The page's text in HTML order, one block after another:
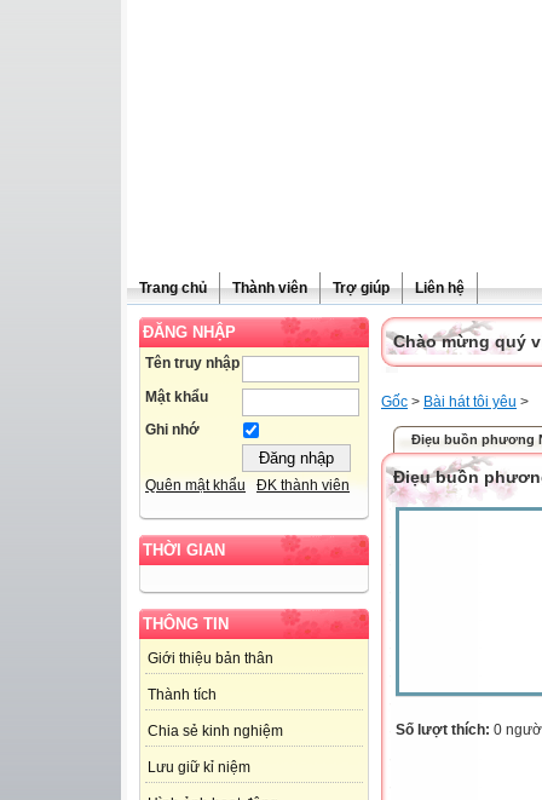
Trang chủ Thành viên Trợ giúp Liên hệ
ĐĂNG NHẬP
Tên truy nhập
Mật khẩu
Ghi nhớ
Quên mật khẩu ĐK thành viên
THỜI GIAN
THÔNG TIN
Giới thiệu bản thân
Thành tích
Chia sẻ kinh nghiệm
Lưu giữ kỉ niệm
Chào mừng quý
Gốc > Bài hát tôi yêu >
Điẹu buồn phương
Điẹu buồn
Số lượt thích: 0